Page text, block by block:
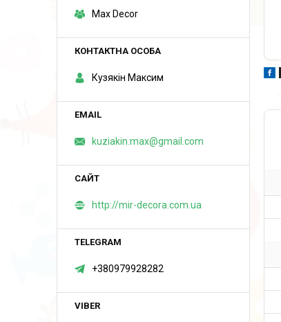
Max Decor
Кузякін Максим
kuziakin.max@gmail.com
http://mir-decora.com.ua
+380979928282